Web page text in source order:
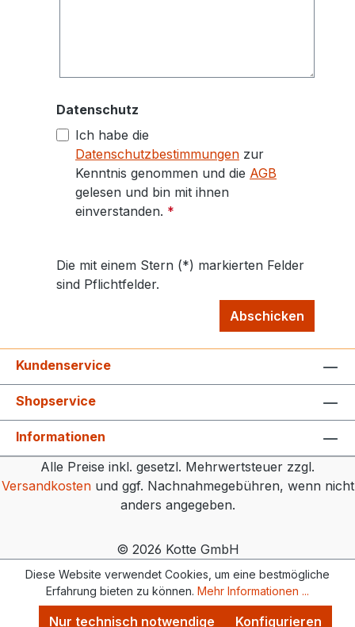
Datenschutz
Ich habe die
Datenschutzbestimmungen zur
Kenntnis genommen und die AGB
gelesen und bin mit ihnen
einverstanden. *
Die mit einem Stern (*) markierten Felder
sind Pflichtfelder.
Abschicken
Kundenservice
Shopservice
Informationen
Alle Preise inkl. gesetzl. Mehrwertsteuer zzgl.
Versandkostenund ggf. Nachnahmegebühren, wenn nicht
anders angegeben.
© 2026 Kotte GmbH
Diese Website verwendet Cookies, um eine bestmögliche
Erfahrung bieten zu können. Mehr Informationen ...
Nur technisch notwendige Konfigurieren